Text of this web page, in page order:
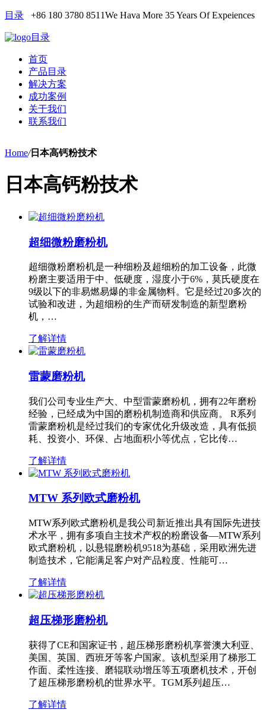
目录 +86 180 3780 8511We Hava More 35 Years Of Expeiences
目录
首页
产品目录
解决方案
成功案例
关于我们
联系我们
Home/日本高钙粉技术
日本高钙粉技术
超细微粉磨粉机
超细微粉磨粉机是一种细粉及超细粉的加工设备，此微
粉磨主要适用于中、低硬度，湿度小于6%，莫氏硬度在
9级以下的非易燃易爆的非金属物料。它是经过20多次的
试验和改进，为超细粉的生产而研发制造的新型磨粉
机，…
了解详情
雷蒙磨粉机
我们公司专业生产大、中型雷蒙磨粉机，拥有22年磨粉
经验，已经成为中国的磨粉机制造商和供应商。 R系列
雷蒙磨粉机是经过我们的专家优化升级改造，具有低损
耗、投资小、环保、占地面积小等优点，它比传…
了解详情
MTW 系列欧式磨粉机
MTW系列欧式磨粉机是我公司新近推出具有国际先进技
术水平，拥有多项自主技术产权的粉磨设备—MTW系列
欧式磨粉机，以悬辊磨粉机9518为基础，采用欧洲先进
制造技术，它能满足客户对产品粒度、性能可…
了解详情
超压梯形磨粉机
获得了CE和国家证书，超压梯形磨粉机享誉澳大利亚、
美国、英国、西班牙等客户国家。该机型采用了梯形工
作面、柔性连接、磨辊联动增压等五项磨机技术，开创
了超压梯形磨粉机的世界水平。TGM系列超压…
了解详情